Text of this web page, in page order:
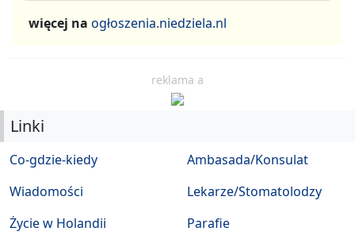
więcej na ogłoszenia.niedziela.nl
reklama a
Linki
Co-gdzie-kiedy
Wiadomości
Życie w Holandii
Ambasada/Konsulat
Lekarze/Stomatolodzy
Parafie